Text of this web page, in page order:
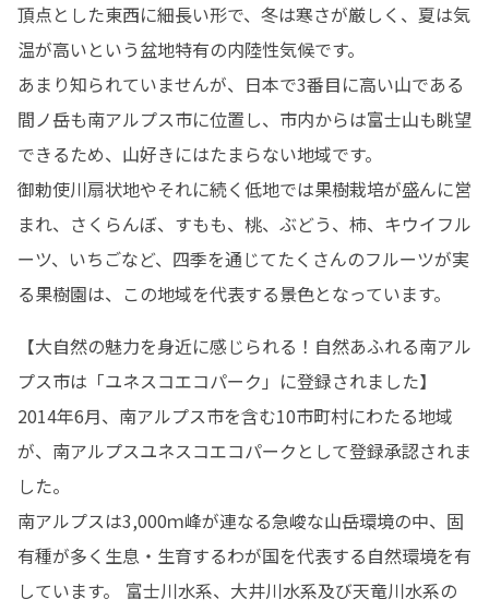
頂点とした東西に細長い形で、冬は寒さが厳しく、夏は気
温が高いという盆地特有の内陸性気候です。
あまり知られていませんが、日本で3番目に高い山である
間ノ岳も南アルプス市に位置し、市内からは富士山も眺望
できるため、山好きにはたまらない地域です。
御勅使川扇状地やそれに続く低地では果樹栽培が盛んに営
まれ、さくらんぼ、すもも、桃、ぶどう、柿、キウイフル
ーツ、いちごなど、四季を通じてたくさんのフルーツが実
る果樹園は、この地域を代表する景色となっています。
【大自然の魅力を身近に感じられる！自然あふれる南アル
プス市は「ユネスコエコパーク」に登録されました】
2014年6月、南アルプス市を含む10市町村にわたる地域
が、南アルプスユネスコエコパークとして登録承認されま
した。
南アルプスは3,000ｍ峰が連なる急峻な山岳環境の中、固
有種が多く生息・生育するわが国を代表する自然環境を有
しています。 富士川水系、大井川水系及び天竜川水系の